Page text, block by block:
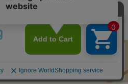
Ins. All Rights Reserved.